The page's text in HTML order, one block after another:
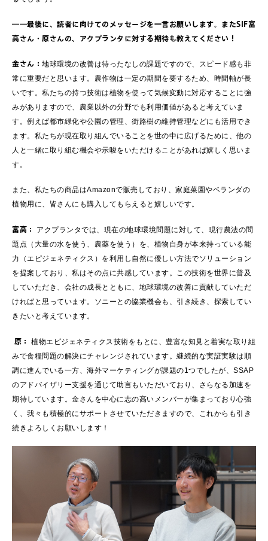
――最後に、読者に向けてのメッセージを一言お願いします。またSIF富
高さん・原さんの、アクプランタに対する期待も教えてください！
金さん： 地球環境の改善は待ったなしの課題ですので、スピード感も非
常に重要だと思います。農作物は一定の期間を要するため、時間軸が長
いです。私たちの持つ技術は植物を使って気候変動に対応することに強
みがありますので、農業以外の分野でも利用価値があると考えていま
す。例えば都市緑化や公園の管理、街路樹の維持管理などにも活用でき
ます。私たちが現在取り組んでいることを世の中に広げるために、他の
人と一緒に取り組む機会や示唆をいただけることがあれば嬉しく思いま
す。
また、私たちの商品はAmazonで販売しており、家庭菜園やベランダの
植物用に、皆さんにも購入してもらえると嬉しいです。
富高：
アクプランタでは、現在の地球環境問題に対して、現行農法の問
題点（大量の水を使う、農薬を使う）を、植物自身が本来持っている能
力（エピジェネティクス）を利用し自然に優しい方法でソリューション
を提案しており、私はその点に共感しています。この技術を世界に普及
していただき、会社の成長とともに、地球環境の改善に貢献していただ
ければと思っています。ソニーとの協業機会も、引き続き、探索してい
きたいと考えています。
原：
植物エピジェネティクス技術をもとに、豊富な知見と着実な取り組
みで食糧問題の解決にチャレンジされています。継続的な実証実験は順
調に進んでいる一方、海外マーケティングが課題の1つでしたが、SSAP
のアドバイザリー支援を通じて助言もいただいており、さらなる加速を
期待しています。金さんを中心に志の高いメンバーが集まっており心強
く、我々も積極的にサポートさせていただきますので、これからも引き
続きよろしくお願いします！